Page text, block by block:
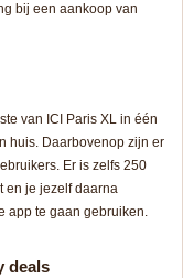
bij een aankoop van
van ICI Paris XL in één
huis. Daarbovenop zijn er
Er is zelfs 250
en je jezelf daarna
app te gaan gebruiken.
deals